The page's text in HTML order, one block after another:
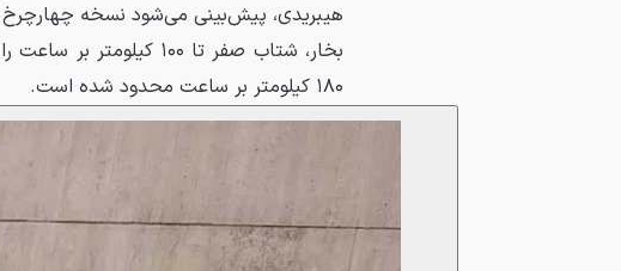
۱۸۰ کیلومتر بر ساعت محدود شده است.